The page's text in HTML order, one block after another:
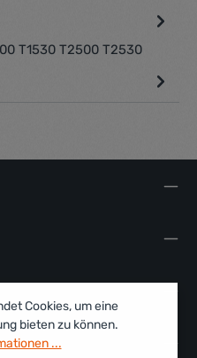
T1530 T2500 T2530
Cookies, um eine
bieten zu können.
...